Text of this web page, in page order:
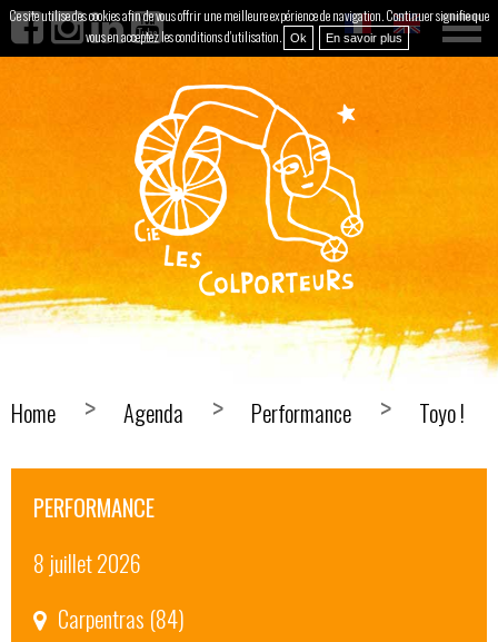
Home Agenda Performance Toyo !
PERFORMANCE
8 juillet 2026
Carpentras (84)
Ce site utilise des cookies afin de vous offrir une meilleure expérience de navigation. Continuer signifie que
vous en acceptez les conditions d'utilisation.
Ok En savoir plus